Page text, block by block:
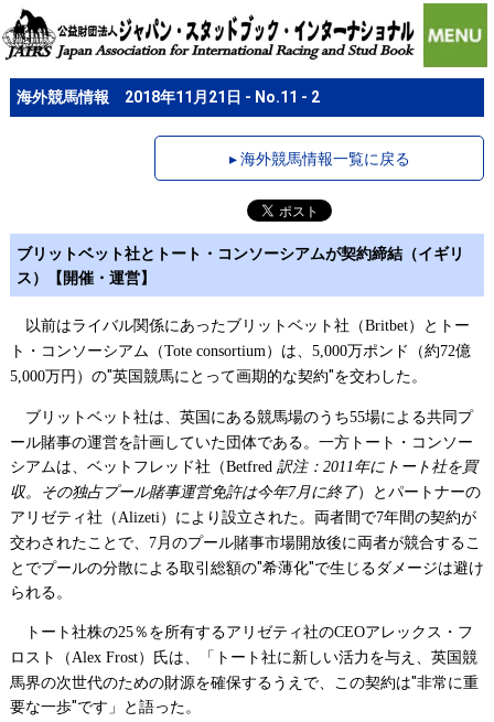
海外競馬情報 2018年11月21日 - No.11 - 2
▸ 海外競馬情報一覧に戻る
ブリットベット社とトート・コンソーシアムが契約締結（イギリ
ス）【開催・運営】
以前はライバル関係にあったブリットベット社（Britbet）とトー
ト・コンソーシアム（Tote consortium）は、 5,000万ポンド（約72億
5,000万円）の"英国競馬にとって画期的な契約"を交わした。
ブリットベット社は、英国にある競馬場のうち55場による共同プ
ール賭事の運営を計画していた団体である。一方トート・コンソー
シアムは、ベットフレッド社（Betfred 訳注： 2011年にトート社を買
収。その独占プール賭事運営免許は今年7月に終了）とパートナーの
アリゼティ社（Alizeti）により設立された。両者間で7年間の契約が
交わされたことで、
7月のプール賭事市場開放後に両者が競合するこ
とでプールの分散による取引総額の"希薄化"で生じるダメージは避け
られる。
トート社株の25％を所有するアリゼティ社のCEOアレックス・フ
ロスト（Alex Frost）氏は、「トート社に新しい活力を与え、英国競
馬界の次世代のための財源を確保するうえで、この契約は"非常に重
要な一歩"です」と語った。